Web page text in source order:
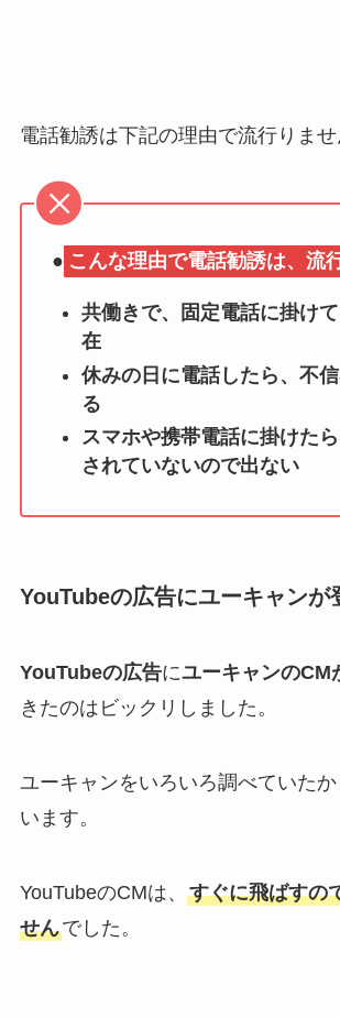
電話勧誘は下記の理由で流行りませ
● こんな理由で電話勧誘は、流
共働きで、固定電話に掛け
在
休みの日に電話したら、不
る
スマホや携帯電話に掛けた
されていないので出ない
YouTubeの広告にユーキャンが
YouTubeの広告にユーキャンのCM
きたのはビックリしました。
ユーキャンをいろいろ調べていた
います。
YouTubeのCMは、 すぐに飛ばすの
せんでした。